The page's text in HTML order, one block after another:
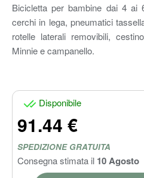
Bicicletta per bambine dai 4 ai
cerchi in lega, pneumatici
rotelle laterali removibili,
Minnie e campanello.
Disponibile
91.44 €
SPEDIZIONE GRATUITA
Consegna stimata il 10 Agosto